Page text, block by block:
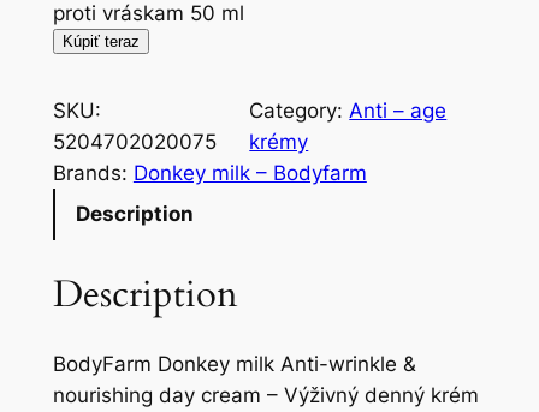
proti vráskam 50 ml
Kúpiť teraz
SKU:
5204702020075
Category:Anti – age
krémy
Brands: Donkey milk – Bodyfarm
Description
Description
BodyFarm Donkey milk Anti-wrinkle &
nourishing day cream – Výživný denný krém